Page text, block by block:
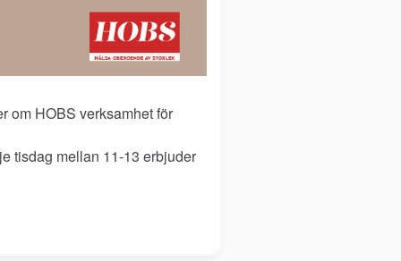
om HOBS verksamhet för
tisdag mellan 11-13 erbjuder